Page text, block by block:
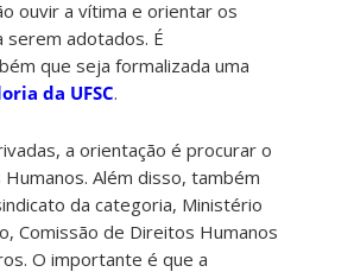
ouvir a vítima e orientar os
serem adotados. É
que seja formalizada uma
da UFSC.
a orientação é procurar o
Além disso, também
da categoria, Ministério
Comissão de Direitos Humanos
O importante é que a